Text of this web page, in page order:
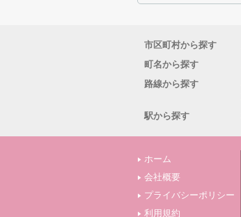
市区町村から探す
町名から探す
路線から探す
駅から探す
ホーム
会社概要
プライバシーポリシー
利用規約